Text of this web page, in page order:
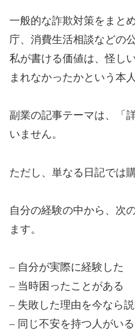
一般的な詐欺対策をまと
庁、消費生活相談などの
私が書ける価値は、怪し
まれなかったかという本
副業の記事テーマは、「
いません。
ただし、単なる日記では
自分の経験の中から、次
ます。
– 自分が実際に経験した
– 当時困ったことがある
– 失敗した理由を今なら
– 同じ不安を持つ人がいる